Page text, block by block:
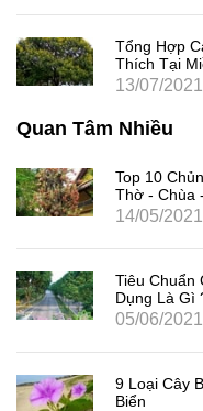
Tổng Hợp
Thích Tại
13/07/2021
Quan Tâm Nhiều
Top 10
Thờ - Chùa
14/05/2021
Tiêu Chuẩn
Dụng Là Gì
05/06/2021
9 Loại Cây
Biển